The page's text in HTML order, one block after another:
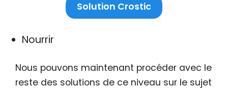
Solution Crostic
Nourrir
Nous pouvons maintenant procéder avec le
reste des solutions de ce niveau sur le sujet